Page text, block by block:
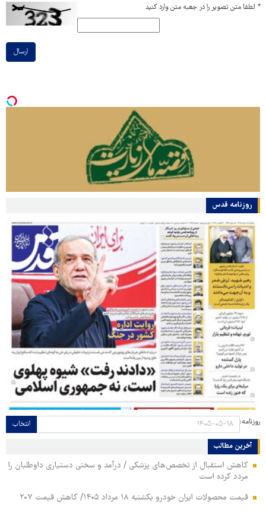
* لطفا متن تصویر را در جعبه متن وارد کنید
ارسال
روزنامه قدس
روزنامه: انتخاب
آخرین مطالب
کاهش استقبال از تخصص‌های پزشکی / درآمد و سختی دستیاری داوطلبان را
مردد کرده است
قیمت محصولات ایران خودرو یکشنبه ۱۸ مرداد ۱۴۰۵/ کاهش قیمت ۲۰۷